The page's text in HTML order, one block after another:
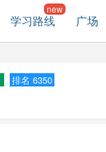
学习路线 广场
排名 6350